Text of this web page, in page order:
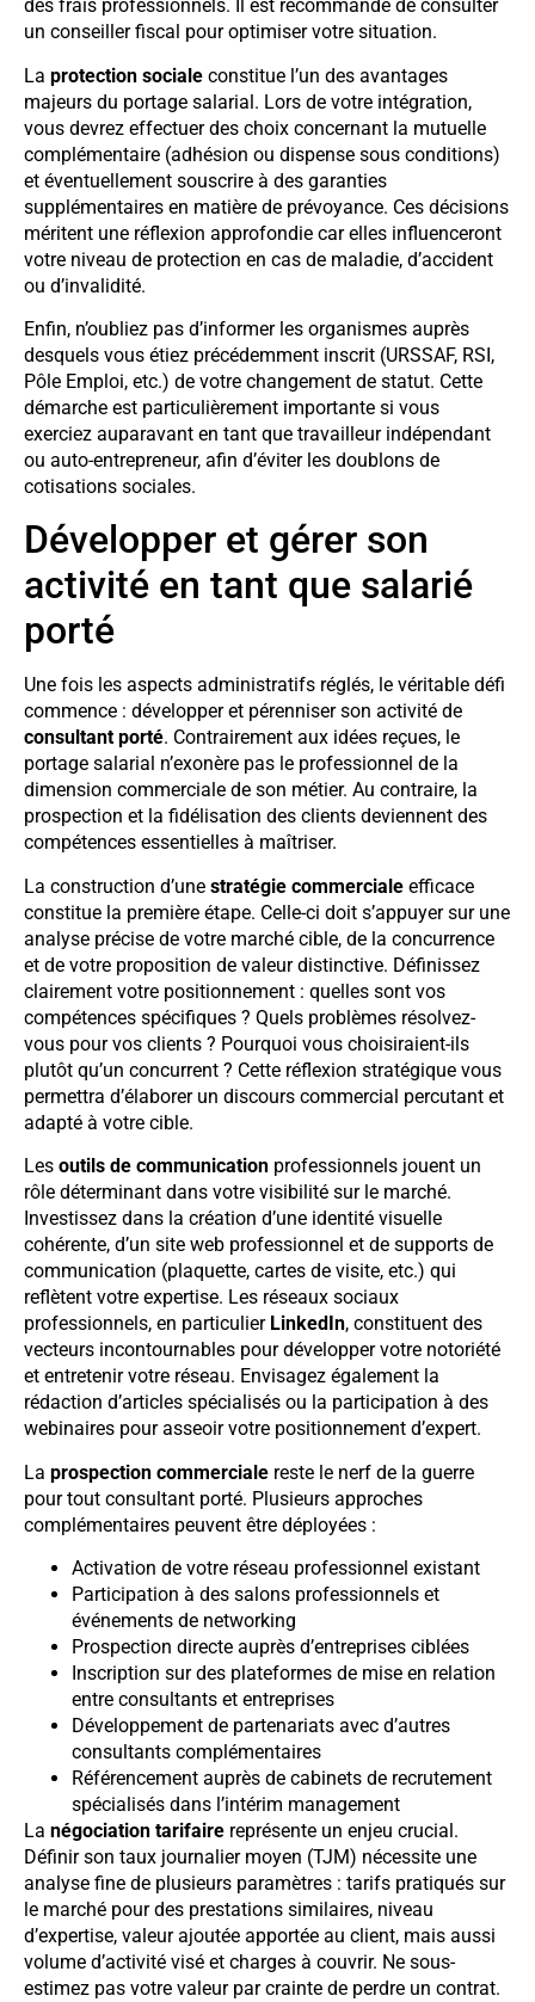
des frais professionnels. Il est recommandé de consulter
un conseiller fiscal pour optimiser votre situation.
La protection sociale constitue l’un des avantages
majeurs du portage salarial. Lors de votre intégration,
vous devrez effectuer des choix concernant la mutuelle
complémentaire (adhésion ou dispense sous conditions)
et éventuellement souscrire à des garanties
supplémentaires en matière de prévoyance. Ces décisions
méritent une réflexion approfondie car elles influenceront
votre niveau de protection en cas de maladie, d’accident
ou d’invalidité.
Enfin, n’oubliez pas d’informer les organismes auprès
desquels vous étiez précédemment inscrit (URSSAF, RSI,
Pôle Emploi, etc.) de votre changement de statut. Cette
démarche est particulièrement importante si vous
exerciez auparavant en tant que travailleur indépendant
ou auto-entrepreneur, afin d’éviter les doublons de
cotisations sociales.
Développer et gérer son
activité en tant que salarié
porté
Une fois les aspects administratifs réglés, le véritable défi
commence : développer et pérenniser son activité de
consultant porté. Contrairement aux idées reçues, le
portage salarial n’exonère pas le professionnel de la
dimension commerciale de son métier. Au contraire, la
prospection et la fidélisation des clients deviennent des
compétences essentielles à maîtriser.
La construction d’une stratégie commerciale efficace
constitue la première étape. Celle-ci doit s’appuyer sur une
analyse précise de votre marché cible, de la concurrence
et de votre proposition de valeur distinctive. Définissez
clairement votre positionnement : quelles sont vos
compétences spécifiques ? Quels problèmes résolvez-
vous pour vos clients ? Pourquoi vous choisiraient-ils
plutôt qu’un concurrent ? Cette réflexion stratégique vous
permettra d’élaborer un discours commercial percutant et
adapté à votre cible.
Les outils de communication professionnels jouent un
rôle déterminant dans votre visibilité sur le marché.
Investissez dans la création d’une identité visuelle
cohérente, d’un site web professionnel et de supports de
communication (plaquette, cartes de visite, etc.) qui
reflètent votre expertise. Les réseaux sociaux
professionnels, en particulier LinkedIn, constituent des
vecteurs incontournables pour développer votre notoriété
et entretenir votre réseau. Envisagez également la
rédaction d’articles spécialisés ou la participation à des
webinaires pour asseoir votre positionnement d’expert.
La prospection commerciale reste le nerf de la guerre
pour tout consultant porté. Plusieurs approches
complémentaires peuvent être déployées :
Activation de votre réseau professionnel existant
Participation à des salons professionnels et
événements de networking
Prospection directe auprès d’entreprises ciblées
Inscription sur des plateformes de mise en relation
entre consultants et entreprises
Développement de partenariats avec d’autres
consultants complémentaires
Référencement auprès de cabinets de recrutement
spécialisés dans l’intérim management
La négociation tarifaire représente un enjeu crucial.
Définir son taux journalier moyen (TJM) nécessite une
analyse fine de plusieurs paramètres : tarifs pratiqués sur
le marché pour des prestations similaires, niveau
d’expertise, valeur ajoutée apportée au client, mais aussi
volume d’activité visé et charges à couvrir. Ne sous-
estimez pas votre valeur par crainte de perdre un contrat.